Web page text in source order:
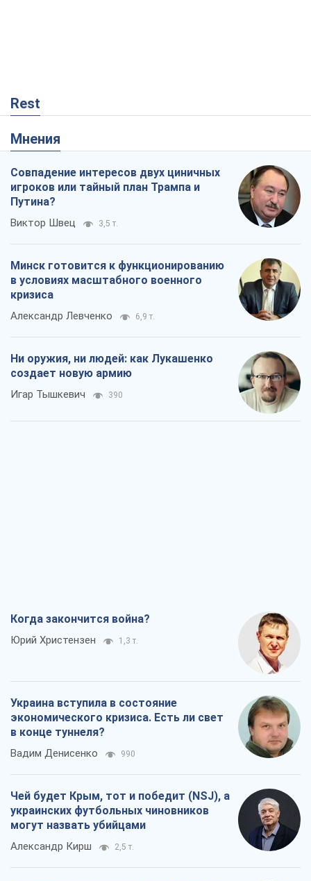
Rest
Мнения
Совпадение интересов двух циничных
игроков или тайный план Трампа и
Путина?
Виктор Швец 3,5 т.
Минск готовится к функционированию
в условиях масштабного военного
кризиса
Александр Левченко 6,9 т.
Ни оружия, ни людей: как Лукашенко
создает новую армию
Игар Тышкевич 390
Когда закончится война?
Юрий Христензен 1,3 т.
Украина вступила в состояние
экономического кризиса. Есть ли свет
в конце туннеля?
Вадим Денисенко 990
Чей будет Крым, тот и победит (NSJ), а
украинских футбольных чиновников
могут назвать убийцами
Александр Кирш 2,5 т.